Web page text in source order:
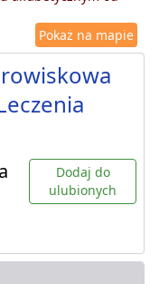
Pokaż na mapie
Dodaj do
ulubionych